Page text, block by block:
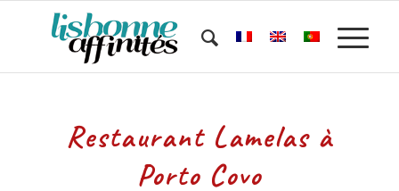
Restaurant Lamelas à
Porto Covo